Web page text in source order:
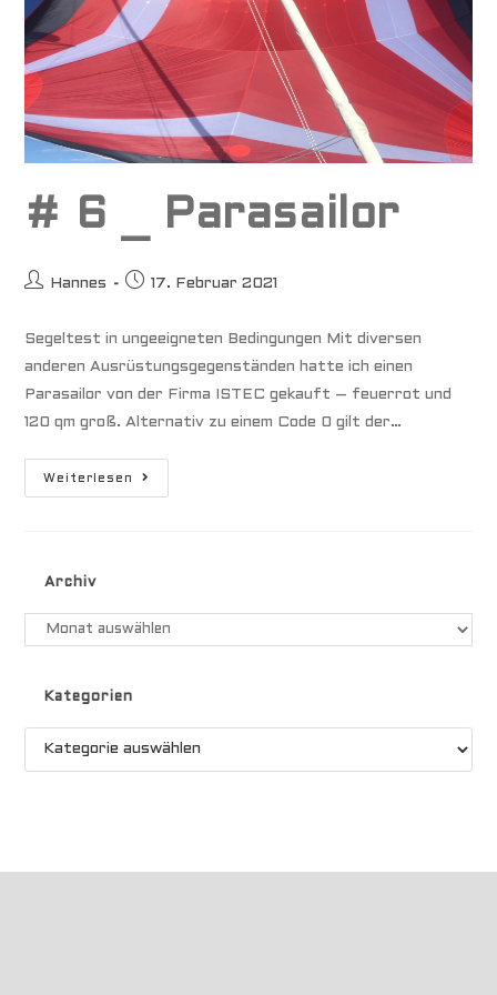
# 6 _ Parasailor
Beitrags-
Hannes
Beitrag
17. Februar 2021
Segeltest in ungeeigneten Bedingungen Mit diversen
anderen Ausrüstungsgegenständen hatte ich einen
Parasailor von der Firma ISTEC gekauft – feuerrot und
120 qm groß. Alternativ zu einem Code 0 gilt der…
Weiterlesen
#
Archiv
Archiv
Kategorien
Kategorien